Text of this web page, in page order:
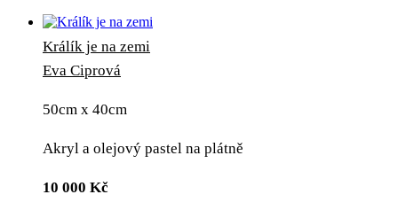
Králík je na zemi
Eva Ciprová
50cm x 40cm
Akryl a olejový pastel na plátně
10 000 Kč